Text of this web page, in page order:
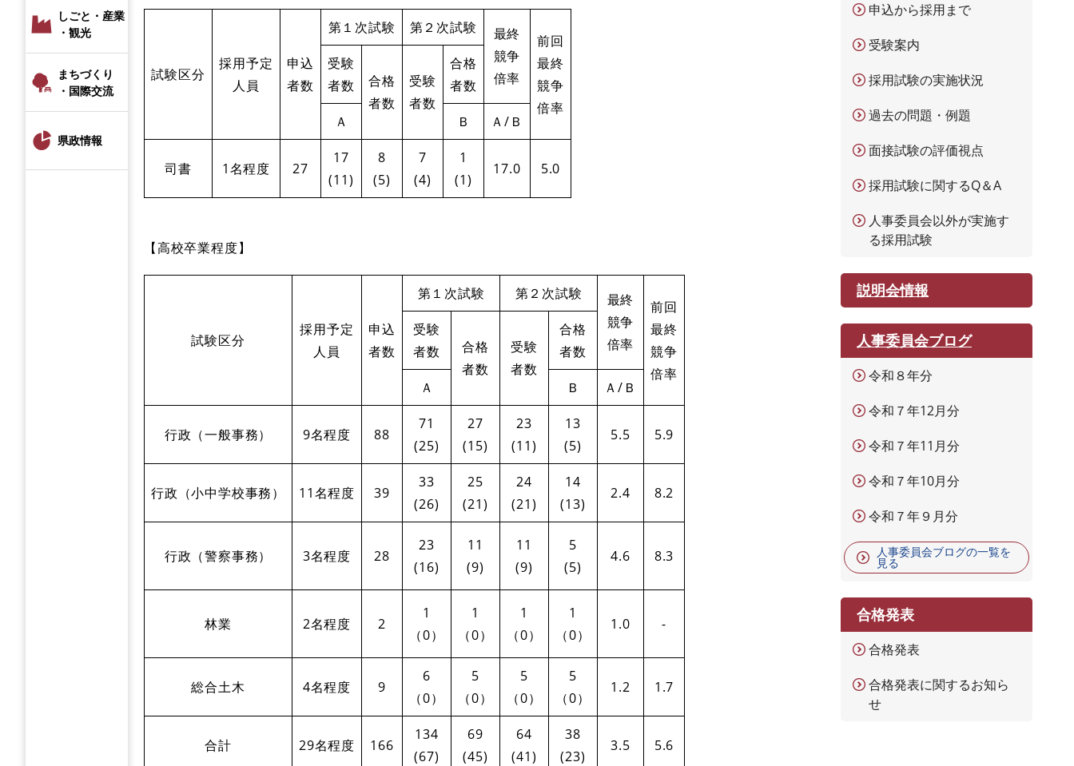
しごと・産業
・観光
まちづくり
・国際交流
県政情報
試験区分
採用予定
人員
申込
者数
第１次試験 第２次試験
最終
競争
倍率
前回
最終
競争
倍率
受験
者数
合格
者数
受験
者数
合格
者数
Ａ Ｂ Ａ/Ｂ
司書 1名程度 27
17
(11)
8
(5)
7
(4)
1
(1)
17.0 5.0
【高校卒業程度】
試験区分
採用予定
人員
申込
者数
第１次試験 第２次試験
最終
競争
倍率
前回
最終
競争
倍率
受験
者数
合格
者数
受験
者数
合格
者数
Ａ Ｂ Ａ/Ｂ
行政（一般事務） 9名程度 88
71
(25)
27
(15)
23
(11)
13
(5)
5.5 5.9
行政（小中学校事務） 11名程度 39
33
(26)
25
(21)
24
(21)
14
(13)
2.4 8.2
行政（警察事務） 3名程度 28
23
(16)
11
(9)
11
(9)
5
(5)
4.6 8.3
林業 2名程度 2
1
（0）
1
（0）
1
（0）
1
（0）
1.0 -
総合土木 4名程度 9
6
（0）
5
（0）
5
（0）
5
（0）
1.2 1.7
合計 29名程度 166
134
(67)
69
(45)
64
(41)
38
(23)
3.5 5.6
申込から採用まで
受験案内
採用試験の実施状況
過去の問題・例題
面接試験の評価視点
採用試験に関するQ＆A
人事委員会以外が実施す
る採用試験
説明会情報
人事委員会ブログ
令和８年分
令和７年12月分
令和７年11月分
令和７年10月分
令和７年９月分
人事委員会ブログの一覧を
見る
合格発表
合格発表
合格発表に関するお知ら
せ